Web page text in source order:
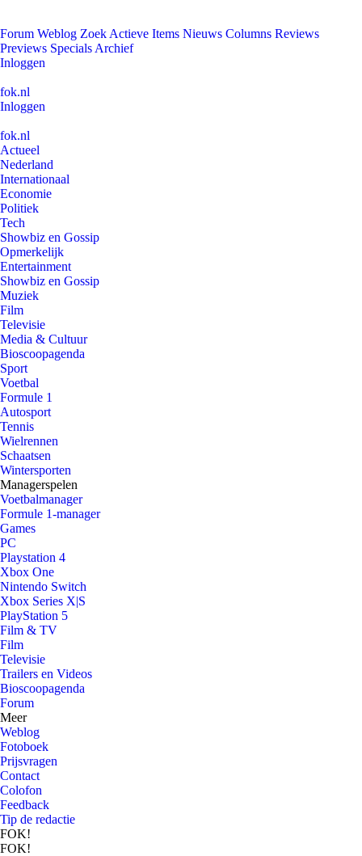
Forum Weblog Zoek Actieve Items Nieuws Columns Reviews
Previews Specials Archief
Inloggen
fok.nl
Inloggen
fok.nl
Actueel
Nederland
Internationaal
Economie
Politiek
Tech
Showbiz en Gossip
Opmerkelijk
Entertainment
Showbiz en Gossip
Muziek
Film
Televisie
Media & Cultuur
Bioscoopagenda
Sport
Voetbal
Formule 1
Autosport
Tennis
Wielrennen
Schaatsen
Wintersporten
Managerspelen
Voetbalmanager
Formule 1-manager
Games
PC
Playstation 4
Xbox One
Nintendo Switch
Xbox Series X|S
PlayStation 5
Film & TV
Film
Televisie
Trailers en Videos
Bioscoopagenda
Forum
Meer
Weblog
Fotoboek
Prijsvragen
Contact
Colofon
Feedback
Tip de redactie
FOK!
FOK!